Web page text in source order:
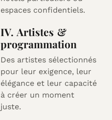
espaces confidentiels.
IV. Artistes &
programmation
Des artistes sélectionnés
pour leur exigence, leur
élégance et leur capacité
à créer un moment
juste.